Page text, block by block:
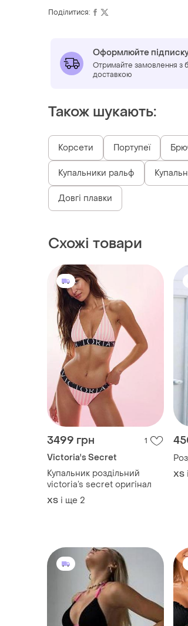
Поділитися:
Оформлюйте
Отримайте замовлення з
доставкою
Також шукають:
Корсети Портупеї
Купальники ральф
Довгі плавки
Схожі товари
3499 грн 1
Victoria's Secret
Купальник роздільний
victoria’s secret оригінал
ХS і ще 2
ХS